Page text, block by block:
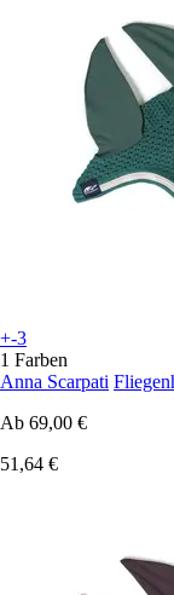
+-3
1 Farben
Anna Scarpati
Ab 69,00 €
51,64 €